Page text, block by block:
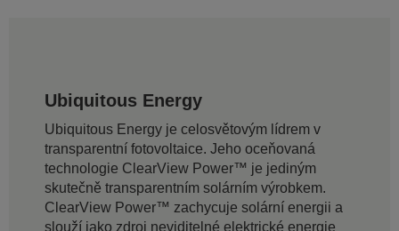
Ubiquitous Energy
Ubiquitous Energy je celosvětovým lídrem v
transparentní fotovoltaice. Jeho oceňovaná
technologie ClearView Power™ je jediným
skutečně transparentním solárním výrobkem.
ClearView Power™ zachycuje solární energii a
slouží jako zdroj neviditelné elektrické energie